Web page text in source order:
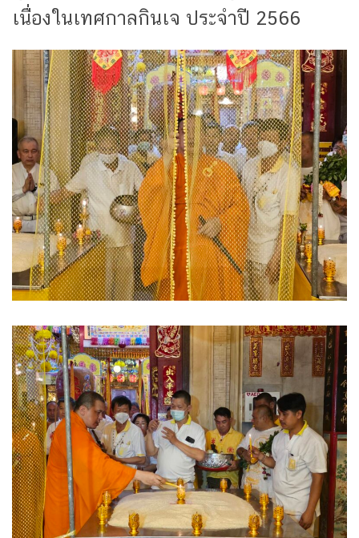
เนื่องในเทศกาลกินเจ ประจำปี 2566